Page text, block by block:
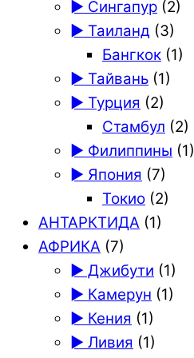
► Сингапур (2)
► Таиланд (3)
Бангкок (1)
► Тайвань (1)
► Турция (2)
Стамбул (2)
► Филиппины (1)
► Япония (7)
Токио (2)
АНТАРКТИДА (1)
АФРИКА (7)
► Джибути (1)
► Камерун (1)
► Кения (1)
► Ливия (1)